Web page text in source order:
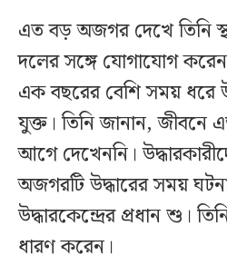
এত বড় অজগর দেখে তিনি
দলের সঙ্গে যোগাযোগ
এক বছরের বেশি সময় ধরে
যুক্ত। তিনি জানান,
আগে দেখেননি।
অজগরটি উদ্ধারের সময়
উদ্ধারকেন্দ্রের প্রধান শু।
ধারণ করেন।